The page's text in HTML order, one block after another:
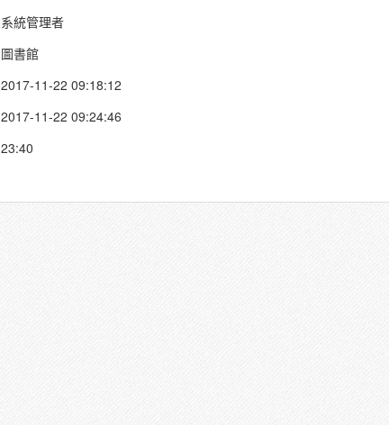
系統管理者
圖書館
2017-11-22 09:18:12
2017-11-22 09:24:46
23:40